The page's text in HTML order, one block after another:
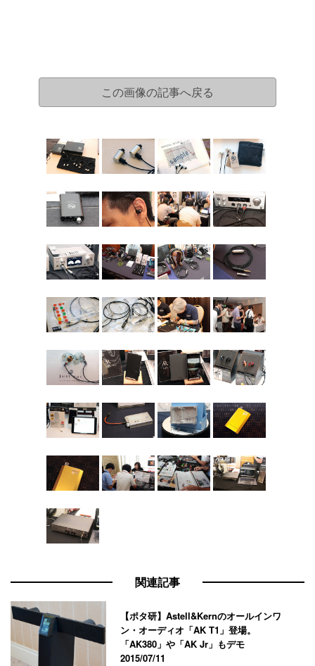
この画像の記事へ戻る
関連記事
【ポタ研】Astell&Kernのオールインワ
ン・オーディオ「AK T1」登場。
「AK380」や「AK Jr」もデモ
2015/07/11